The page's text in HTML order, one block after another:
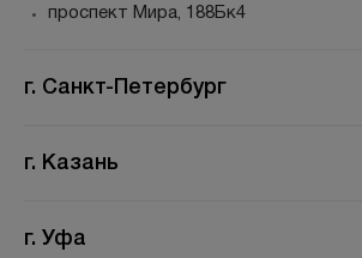
проспект Мира, 188Бк4
г. Санкт-Петербург
г. Казань
г. Уфа